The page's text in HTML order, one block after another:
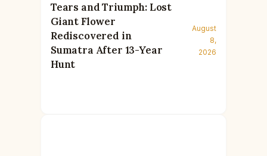
Tears and Triumph: Lost
Giant Flower
Rediscovered in
Sumatra After 13-Year
Hunt
August
8,
2026